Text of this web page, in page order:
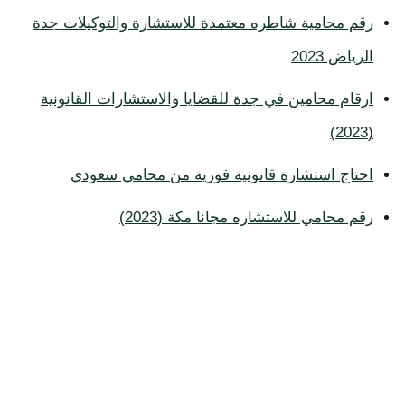
رقم محامية شاطره معتمدة للاستشارة والتوكيلات جدة
الرياض 2023
ارقام محامين في جدة للقضايا والاستشارات القانونية
(2023)
احتاج استشارة قانونية فورية من محامي سعودي
رقم محامي للاستشاره مجانا مكة (2023)